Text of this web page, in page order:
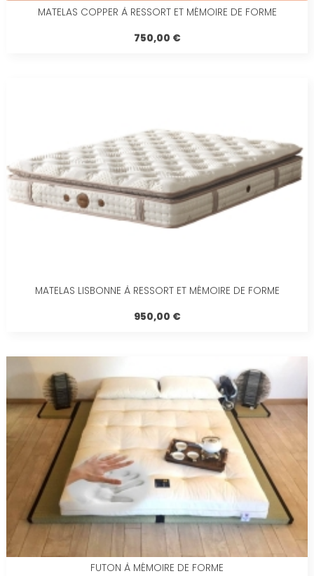
MATELAS COPPER À RESSORT ET MÉMOIRE DE FORME
750,00 €
MATELAS LISBONNE À RESSORT ET MÉMOIRE DE FORME
950,00 €
FUTON À MÉMOIRE DE FORME